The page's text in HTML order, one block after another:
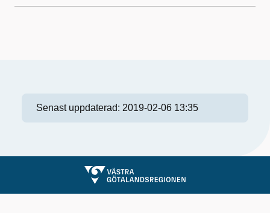
Senast uppdaterad: 2019-02-06 13:35